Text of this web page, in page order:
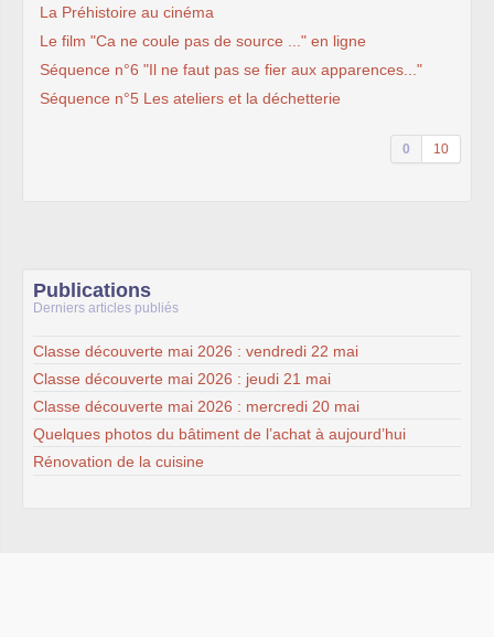
La Préhistoire au cinéma
Le film "Ca ne coule pas de source ..." en ligne
Séquence n°6 "Il ne faut pas se fier aux apparences..."
Séquence n°5 Les ateliers et la déchetterie
0 10
Publications
Derniers articles publiés
Classe découverte mai 2026 : vendredi 22 mai
Classe découverte mai 2026 : jeudi 21 mai
Classe découverte mai 2026 : mercredi 20 mai
Quelques photos du bâtiment de l’achat à aujourd’hui
Rénovation de la cuisine